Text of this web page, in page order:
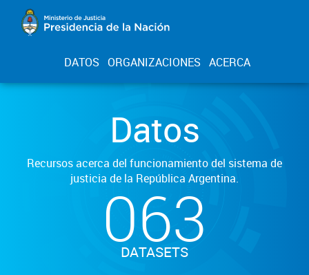
DATOS ORGANIZACIONES ACERCA
Datos
Recursos acerca del funcionamiento del sistema de
justicia de la República Argentina.
063
DATASETS